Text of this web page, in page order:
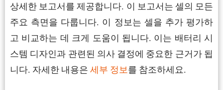
상세한 보고서를 제공합니다. 이 보고서는 셀의 모든
주요 측면을 다룹니다. 이 정보는 셀을 추가 평가하
고 비교하는 데 크게 도움이 됩니다. 이는 배터리 시
스템 디자인과 관련된 의사 결정에 중요한 근거가 됩
니다. 자세한 내용은 세부 정보를 참조하세요.